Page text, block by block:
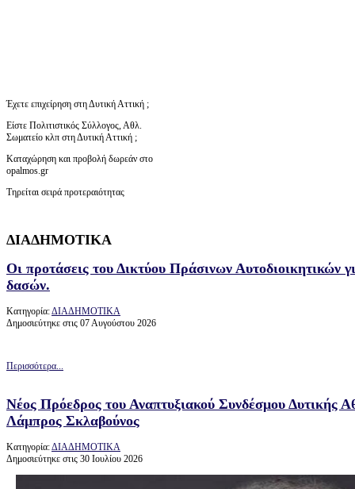
Έχετε επιχείρηση στη Δυτική Αττική ;
Είστε Πολιτιστικός Σύλλογος, Αθλ.
Σωματείο κλπ στη Δυτική Αττική ;
Καταχώρηση και προβολή δωρεάν στο
opalmos.gr
Τηρείται σειρά προτεραιότητας
ΔΙΑΔΗΜΟΤΙΚΑ
Οι προτάσεις του Δικτύου Πράσινων Αυτοδιοικητικών
δασών.
Κατηγορία:ΔΙΑΔΗΜΟΤΙΚΑ
Δημοσιεύτηκε στις 07 Αυγούστου 2026
Περισσότερα...
Νέος Πρόεδρος του Αναπτυξιακού Συνδέσμου Δυτικής
Λάμπρος Σκλαβούνος
Κατηγορία:ΔΙΑΔΗΜΟΤΙΚΑ
Δημοσιεύτηκε στις 30 Ιουλίου 2026